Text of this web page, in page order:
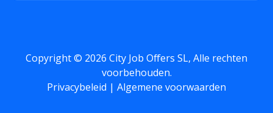
Copyright © 2026 City Job Offers SL, Alle rechten
voorbehouden.
Privacybeleid | Algemene voorwaarden